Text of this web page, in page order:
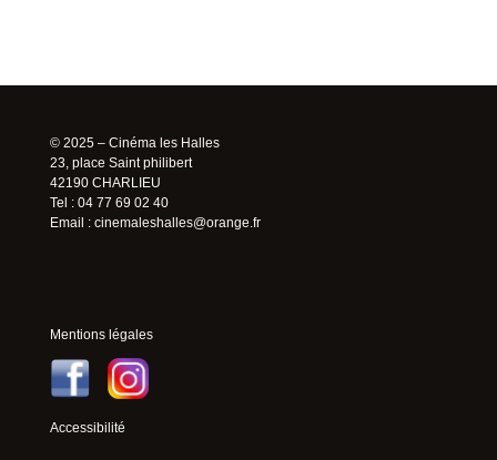
© 2025 – Cinéma les Halles
23, place Saint philibert
42190 CHARLIEU
Tel : 04 77 69 02 40
Email : cinemaleshalles@orange.fr
Mentions légales
Accessibilité